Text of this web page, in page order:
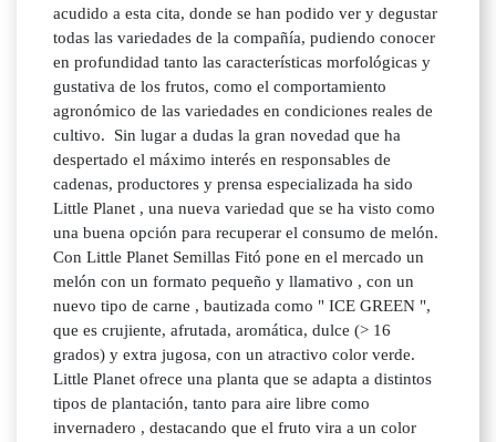
acudido a esta cita, donde se han podido ver y degustar
todas las variedades de la compañía, pudiendo conocer
en profundidad tanto las características morfológicas y
gustativa de los frutos, como el comportamiento
agronómico de las variedades en condiciones reales de
cultivo. Sin lugar a dudas la gran novedad que ha
despertado el máximo interés en responsables de
cadenas, productores y prensa especializada ha sido
Little Planet , una nueva variedad que se ha visto como
una buena opción para recuperar el consumo de melón.
Con Little Planet Semillas Fitó pone en el mercado un
melón con un formato pequeño y llamativo , con un
nuevo tipo de carne , bautizada como " ICE GREEN ",
que es crujiente, afrutada, aromática, dulce (> 16
grados) y extra jugosa, con un atractivo color verde.
Little Planet ofrece una planta que se adapta a distintos
tipos de plantación, tanto para aire libre como
invernadero , destacando que el fruto vira a un color